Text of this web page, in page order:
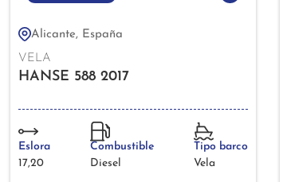
Alicante, España
VELA
HANSE 588 2017
Eslora
17,20
Combustible
Diesel
Tipo barco
Vela